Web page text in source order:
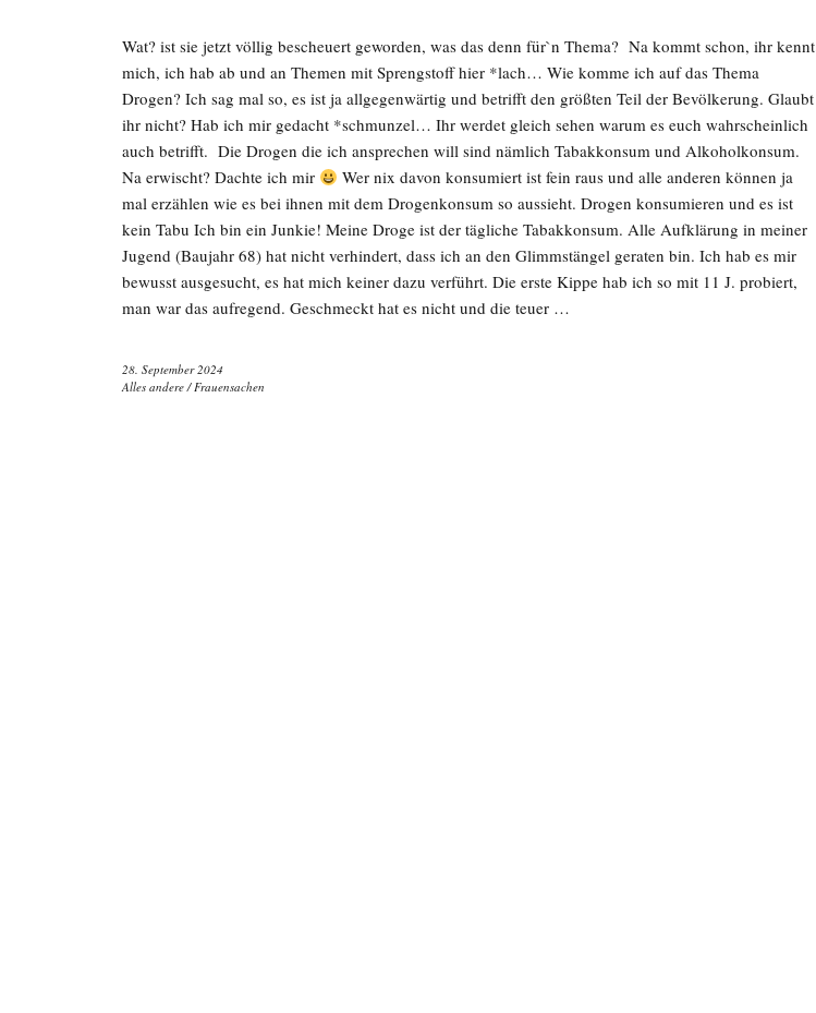
Wat? ist sie jetzt völlig bescheuert geworden, was das denn für`n Thema? Na kommt schon, ihr kennt
mich, ich hab ab und an Themen mit Sprengstoff hier *lach… Wie komme ich auf das Thema
Drogen? Ich sag mal so, es ist ja allgegenwärtig und betrifft den größten Teil der Bevölkerung. Glaubt
ihr nicht? Hab ich mir gedacht *schmunzel… Ihr werdet gleich sehen warum es euch wahrscheinlich
auch betrifft. Die Drogen die ich ansprechen will sind nämlich Tabakkonsum und Alkoholkonsum.
Na erwischt? Dachte ich mir
Wer nix davon konsumiert ist fein raus und alle anderen können ja
mal erzählen wie es bei ihnen mit dem Drogenkonsum so aussieht. Drogen konsumieren und es ist
kein Tabu Ich bin ein Junkie! Meine Droge ist der tägliche Tabakkonsum. Alle Aufklärung in meiner
Jugend (Baujahr 68) hat nicht verhindert, dass ich an den Glimmstängel geraten bin. Ich hab es mir
bewusst ausgesucht, es hat mich keiner dazu verführt. Die erste Kippe hab ich so mit 11 J. probiert,
man war das aufregend. Geschmeckt hat es nicht und die teuer …
28. September 2024
Alles andere/Frauensachen